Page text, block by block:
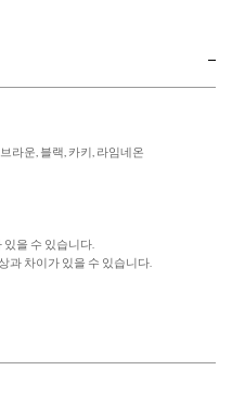
라운, 블랙, 카키, 라임네온
을 수 있습니다.
과 차이가 있을 수 있습니다.